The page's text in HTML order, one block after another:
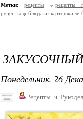
Метки: рецепты
рецепты
рецепты
блюда из картошки
Понедельник, 26